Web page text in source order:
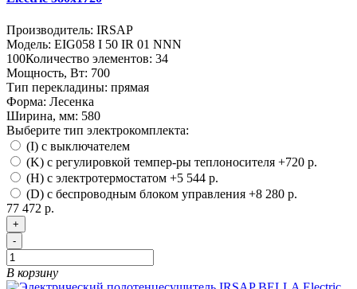
Производитель: IRSAP
Модель: EIG058 I 50 IR 01 NNN
100Количество элементов: 34
Мощность, Вт: 700
Тип перекладины: прямая
Форма: Лесенка
Ширина, мм: 580
Выберите тип электрокомплекта:
(I) с выключателем
(K) с регулировкой темпер-ры теплоносителя +720 р.
(H) с электротермостатом +5 544 р.
(D) с беспроводным блоком управления +8 280 р.
77 472 р.
+
-
В корзину